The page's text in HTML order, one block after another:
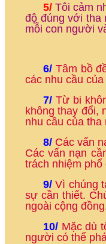
5/Tôi cảm
độ đúng với tha
mỗi con người
6/ Tâm bồ
các nhu cầu
7/ Từ bi
không thay đổi,
nhu cầu của tha
8/ Các vấn
Các vấn nạn
trách nhiệm
9/ Vì chúng
sự cần thiết.
ngoài cộng
10/ Mặc dù
người có thể